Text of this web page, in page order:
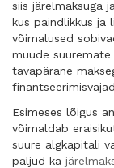
siis järelmaksuga ja
kus paindlikkus ja
võimalused
muude suuremate
tavapärane
Esimeses lõigus
võimaldab
suure algkapitali
paljud ka